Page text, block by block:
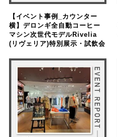
【イベント事例_カウンター
横】デロンギ全自動コーヒー
マシン次世代モデルRivelia
(リヴェリア)特別展示・試飲会